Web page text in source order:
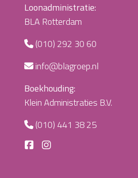
Loonadministratie:
BLA Rotterdam
(010) 292 30 60
info@blagroep.nl
Boekhouding:
Klein Administraties B.V.
(010) 441 38 25